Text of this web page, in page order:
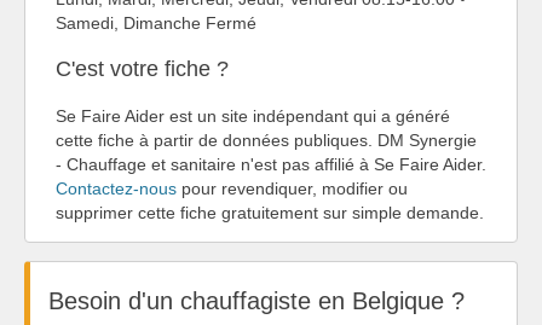
Samedi, Dimanche Fermé
C'est votre fiche ?
Se Faire Aider est un site indépendant qui a généré
cette fiche à partir de données publiques. DM Synergie
- Chauffage et sanitaire n'est pas affilié à Se Faire Aider.
Contactez-nous pour revendiquer, modifier ou
supprimer cette fiche gratuitement sur simple demande.
Besoin d'un chauffagiste en Belgique ?